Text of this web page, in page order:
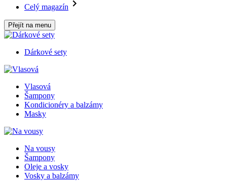
Celý magazín
Přejít na menu
Dárkové sety
Vlasová
Šampony
Kondicionéry a balzámy
Masky
Na vousy
Šampony
Oleje a vosky
Vosky a balzámy